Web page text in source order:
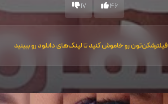
46
17
فیلترشکن‌تون رو خاموش کنید تا لینک‌های دانلود رو ببینید